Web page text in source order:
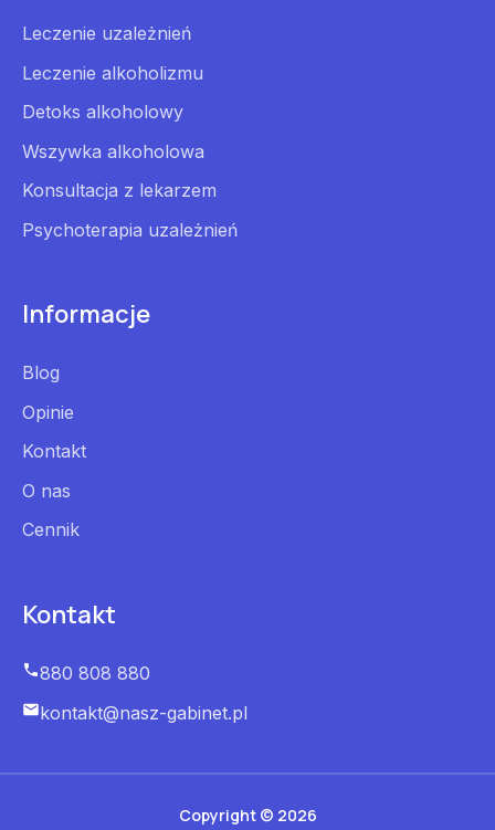
Leczenie uzależnień
Leczenie alkoholizmu
Detoks alkoholowy
Wszywka alkoholowa
Konsultacja z lekarzem
Psychoterapia uzależnień
Informacje
Blog
Opinie
Kontakt
O nas
Cennik
Kontakt
880 808 880
kontakt@nasz-gabinet.pl
Copyright © 2026